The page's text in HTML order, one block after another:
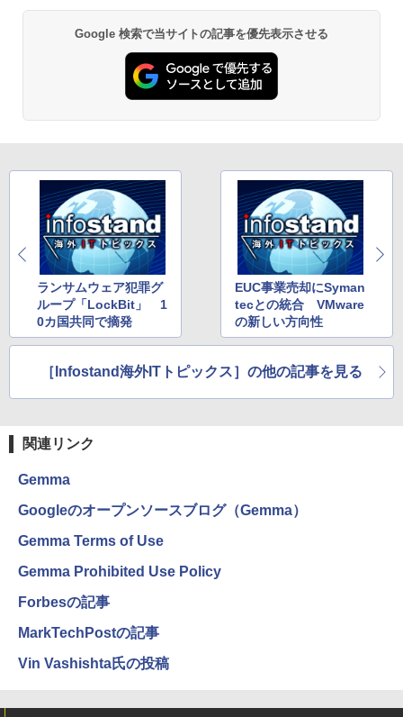
Google 検索で当サイトの記事を優先表示させる
ランサムウェア犯罪グ
ループ「LockBit」 1
0カ国共同で摘発
EUC事業売却にSyman
tecとの統合 VMware
の新しい方向性
［Infostand海外ITトピックス］の他の記事を見る
関連リンク
Gemma
Googleのオープンソースブログ（Gemma）
Gemma Terms of Use
Gemma Prohibited Use Policy
Forbesの記事
MarkTechPostの記事
Vin Vashishta氏の投稿